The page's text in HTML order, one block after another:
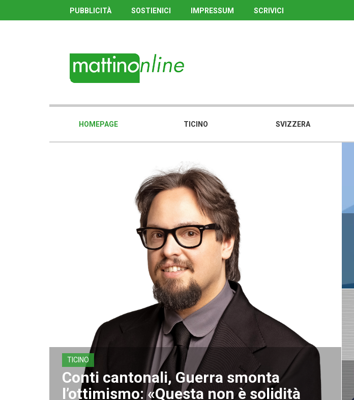
PUBBLICITÀ SOSTIENICI IMPRESSUM SCRIVICI
HOMEPAGE TICINO SVIZZERA
TICINO
Conti cantonali, Guerra smonta
l’ottimismo: «Questa non è solidità